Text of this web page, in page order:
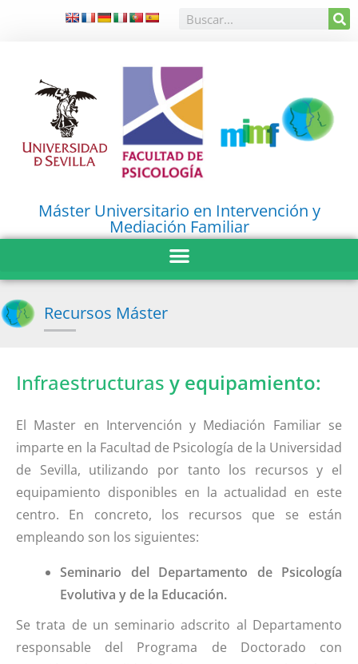
Máster Universitario en Intervención y
Mediación Familiar
Recursos Máster
Infraestructuras y equipamiento:
El Master en Intervención y Mediación Familiar se
imparte en la Facultad de Psicología de la Universidad
de Sevilla, utilizando por tanto los recursos y el
equipamiento disponibles en la actualidad en este
centro. En concreto, los recursos que se están
empleando son los siguientes:
Seminario del Departamento de Psicología
Evolutiva y de la Educación.
Se trata de un seminario adscrito al Departamento
responsable del Programa de Doctorado con